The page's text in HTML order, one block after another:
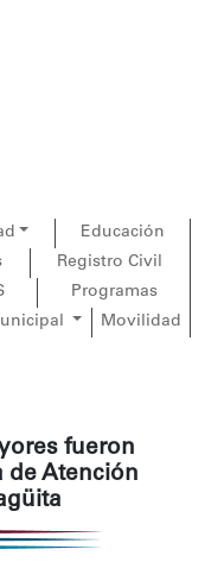
Educación
Registro Civil
Programas
Movilidad
fueron
de Atención